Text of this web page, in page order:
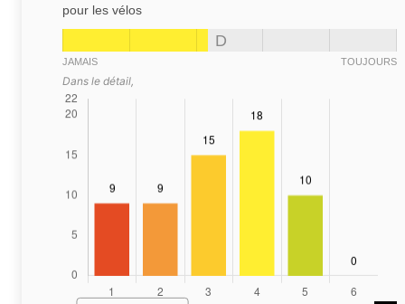
pour les vélos
D
JAMAIS TOUJOURS
Dans le détail,